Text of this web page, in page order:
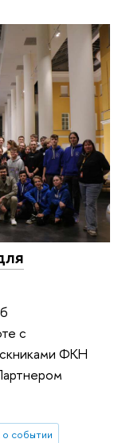
с
ФКН
событии